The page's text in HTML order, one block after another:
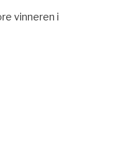
vinneren i